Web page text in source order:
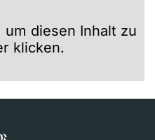
diesen Inhalt zu
klicken.